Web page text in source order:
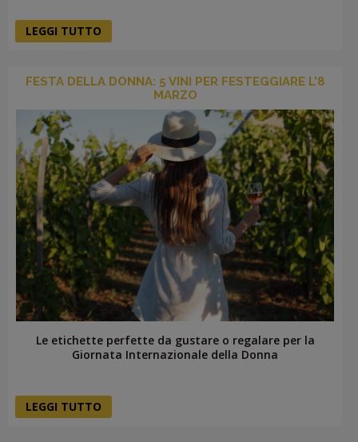
LEGGI TUTTO
FESTA DELLA DONNA: 5 VINI PER FESTEGGIARE L'8
MARZO
Le etichette perfette da gustare o regalare per la
Giornata Internazionale della Donna
LEGGI TUTTO